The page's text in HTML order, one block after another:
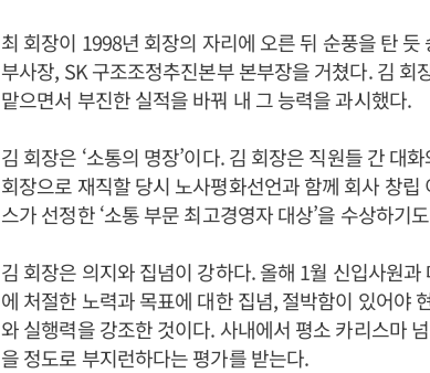
최 회장이 1998년 회장의 자리에 오른 뒤 순풍을 탄
부사장, SK 구조조정추진본부 본부장을 거쳤다. 김
맡으면서 부진한 실적을 바꿔 내 그 능력을 과시했다.
김 회장은 ‘소통의 명장’이다. 김 회장은 직원들 간 대
회장으로 재직할 당시 노사평화선언과 함께 회사 창
스가 선정한 ‘소통 부문 최고경영자 대상’을 수상하기
김 회장은 의지와 집념이 강하다. 올해 1월 신입사원
에 처절한 노력과 목표에 대한 집념, 절박함이 있어야
와 실행력을 강조한 것이다. 사내에서 평소 카리스마
을 정도로 부지런하다는 평가를 받는다.